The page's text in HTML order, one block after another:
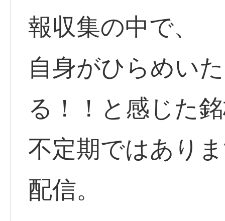
報収集の中で、
自身がひらめい
る！！と感じた
不定期ではあり
配信。